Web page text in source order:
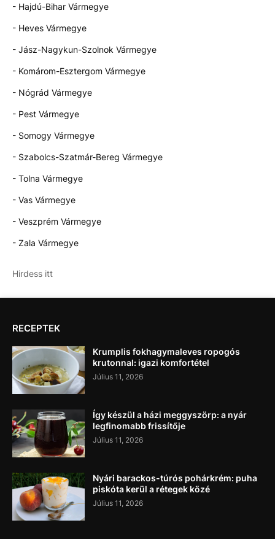
- Hajdú-Bihar Vármegye
- Heves Vármegye
- Jász-Nagykun-Szolnok Vármegye
- Komárom-Esztergom Vármegye
- Nógrád Vármegye
- Pest Vármegye
- Somogy Vármegye
- Szabolcs-Szatmár-Bereg Vármegye
- Tolna Vármegye
- Vas Vármegye
- Veszprém Vármegye
- Zala Vármegye
Hirdess itt
RECEPTEK
Krumplis fokhagymaleves ropogós
krutonnal: igazi komfortétel
Július 11, 2026
Így készül a házi meggyszörp: a nyár
legfinomabb frissítője
Július 11, 2026
Nyári barackos-túrós pohárkrém: puha
piskóta kerül a rétegek közé
Július 11, 2026